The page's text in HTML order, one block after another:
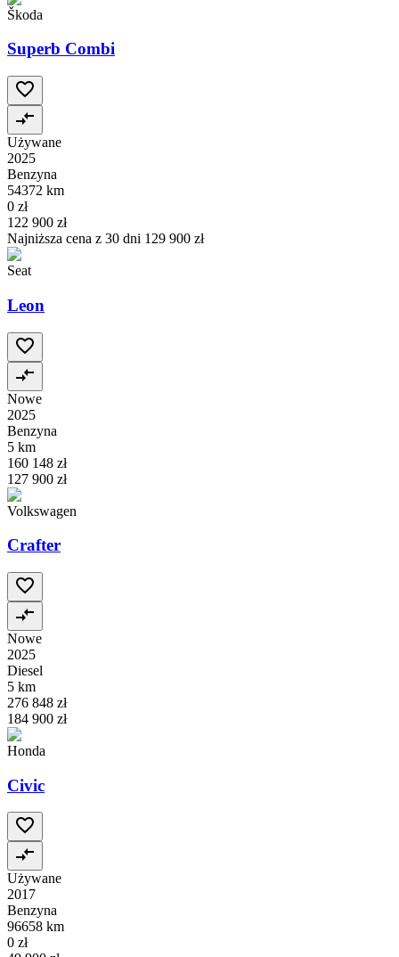
Škoda
Superb Combi
Używane
2025
Benzyna
54372 km
0 zł
122 900 zł
Najniższa cena z 30 dni 129 900 zł
Seat
Leon
Nowe
2025
Benzyna
5 km
160 148 zł
127 900 zł
Volkswagen
Crafter
Nowe
2025
Diesel
5 km
276 848 zł
184 900 zł
Honda
Civic
Używane
2017
Benzyna
96658 km
0 zł